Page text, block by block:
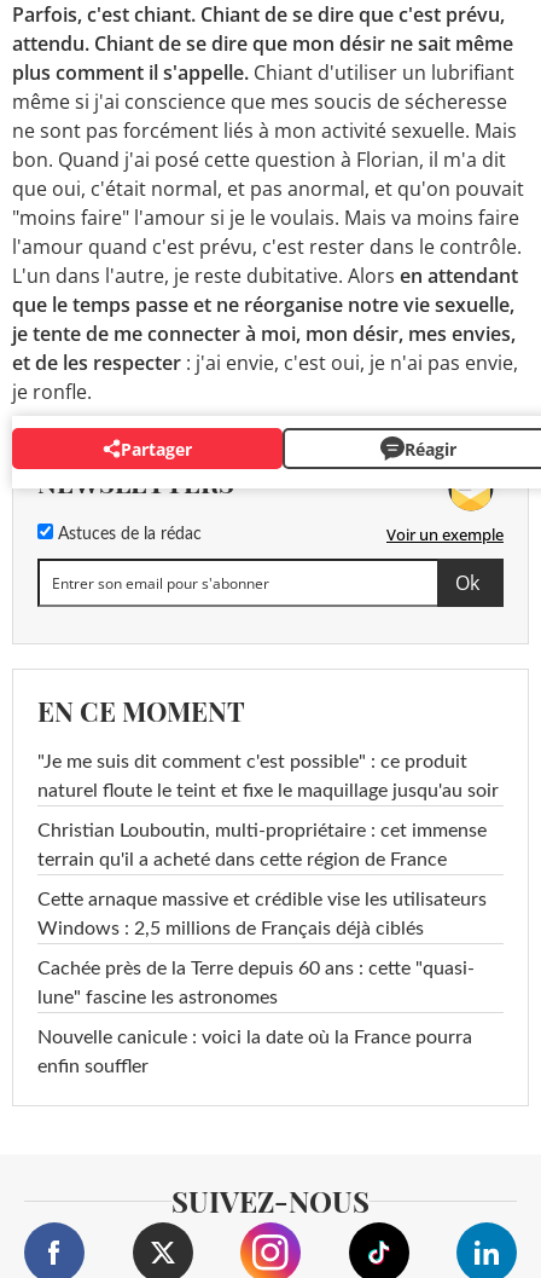
Parfois, c'est chiant. Chiant de se dire que c'est prévu,
attendu. Chiant de se dire que mon désir ne sait même
plus comment il s'appelle. Chiant d'utiliser un lubrifiant
même si j'ai conscience que mes soucis de sécheresse
ne sont pas forcément liés à mon activité sexuelle. Mais
bon. Quand j'ai posé cette question à Florian, il m'a dit
que oui, c'était normal, et pas anormal, et qu'on pouvait
"moins faire" l'amour si je le voulais. Mais va moins faire
l'amour quand c'est prévu, c'est rester dans le contrôle.
L'un dans l'autre, je reste dubitative. Alors en attendant
que le temps passe et ne réorganise notre vie sexuelle,
je tente de me connecter à moi, mon désir, mes envies,
et de les respecter : j'ai envie, c'est oui, je n'ai pas envie,
je ronfle.
Partager Réagir
NEWSLETTERS
Astuces de la rédac Voir un exemple
EN CE MOMENT
"Je me suis dit comment c'est possible" : ce produit
naturel floute le teint et fixe le maquillage jusqu'au soir
Christian Louboutin, multi-propriétaire : cet immense
terrain qu'il a acheté dans cette région de France
Cette arnaque massive et crédible vise les utilisateurs
Windows : 2,5 millions de Français déjà ciblés
Cachée près de la Terre depuis 60 ans : cette "quasi-
lune" fascine les astronomes
Nouvelle canicule : voici la date où la France pourra
enfin souffler
SUIVEZ-NOUS